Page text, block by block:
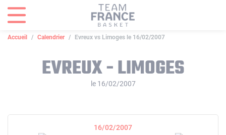
Accueil Calendrier Evreux vs Limoges le 16/02/2007
EVREUX - LIMOGES
le 16/02/2007
16/02/2007
Panneau de gestion des cookies